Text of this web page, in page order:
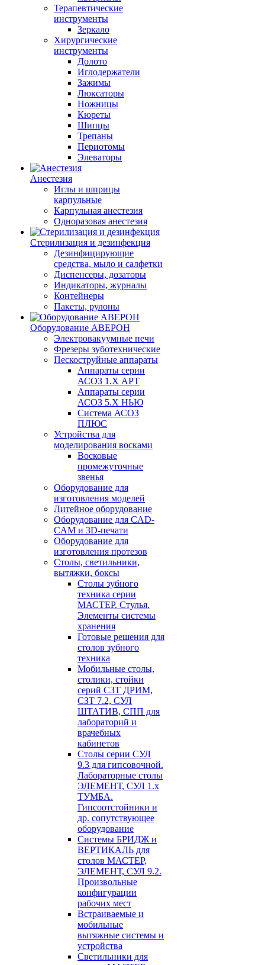
Терапевтические
инструменты
Зеркало
Хирургические
инструменты
Долото
Иглодержатели
Зажимы
Люксаторы
Ножницы
Кюреты
Шипцы
Трепаны
Периотомы
Элеваторы
Анестезия
Иглы и шприцы
карпульные
Карпульная анестезия
Одноразовая анестезия
Стерилизация и дезинфекция
Дезинфицирующие
средства, мыло и салфетки
Диспенсеры, дозаторы
Индикаторы, журналы
Контейнеры
Пакеты, рулоны
Оборудование АВЕРОН
Электровакуумные печи
Фрезеры зуботехнические
Пескоструйные аппараты
Аппараты серии
АСОЗ 1.Х АРТ
Аппараты серии
АСОЗ 5.Х НЬЮ
Система АСОЗ
ПЛЮС
Устройства для
моделирования восками
Восковые
промежуточные
звенья
Оборудование для
изготовления моделей
Литейное оборудование
Оборудование для CAD-
CAM и 3D-печати
Оборудование для
изготовления протезов
Cтолы, светильники,
вытяжки, боксы
Столы зубного
техника серии
МАСТЕР. Стулья.
Элементы системы
хранения
Готовые решения для
столов зубного
техника
Мобильные столы,
столики, стойки
серий СЗТ ДРИМ,
СЗТ 7.2, СУЛ
ШТАТИВ, СПП для
лабораторий и
врачебных
кабинетов
Столы серии СУЛ
9.3 для гипсовочной.
Лабораторные столы
ЭЛЕМЕНТ, СУЛ 1.х
ТУМБА.
Гипсоотстойники и
др. сопутствующее
оборудование
Системы БРИДЖ и
ВЕРТИКАЛЬ для
столов МАСТЕР,
ЭЛЕМЕНТ, СУЛ 9.2.
Произвольные
конфигурации
рабочих мест
Встраиваемые и
мобильные
вытяжные системы и
устройства
Светильники для